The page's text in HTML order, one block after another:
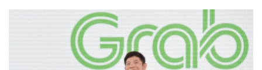
堡買一送一；肯德基蛋撻禮盒下殺62折，新品開心果蛋撻也有折
扣，各式優惠券這邊領！《今周刊》一文整理24家優惠，吃喝玩樂
通通有，快收藏起來。